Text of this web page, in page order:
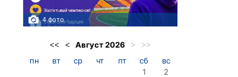
4 фото
<< < Август2026 > >>
пн вт ср чт пт сб
вс
1
2